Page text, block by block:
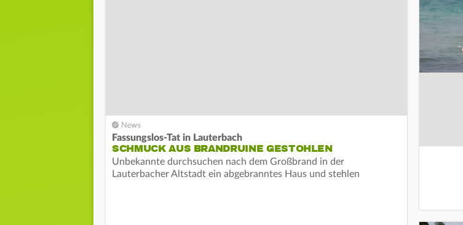
Fassungslos-Tat in Lauterbach
SCHMUCK AUS BRANDRUINE GESTOHLEN
Unbekannte durchsuchen nach dem Großbrand in der
Lauterbacher Altstadt ein abgebranntes Haus und stehlen